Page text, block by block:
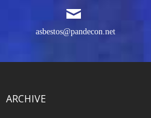
asbestos@pandecon.net
ARCHIVE